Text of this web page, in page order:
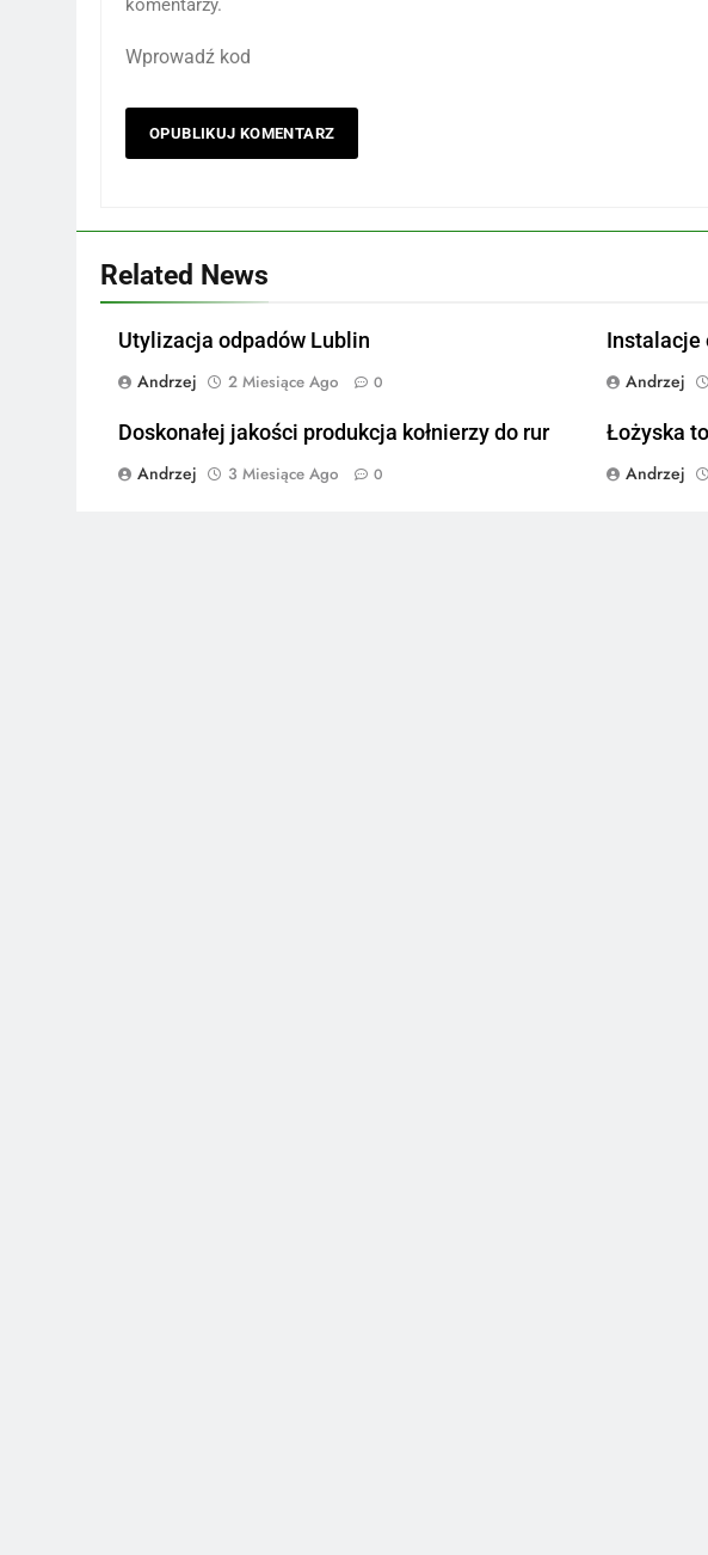
Wprowadź kod
Related News
Utylizacja odpadów Lublin
Andrzej
2 Miesiące Ago 0
Instalacje
Andrzej
Doskonałej jakości produkcja kołnierzy do rur
Andrzej
3 Miesiące Ago 0
Łożyska
Andrzej